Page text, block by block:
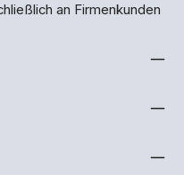
an Firmenkunden